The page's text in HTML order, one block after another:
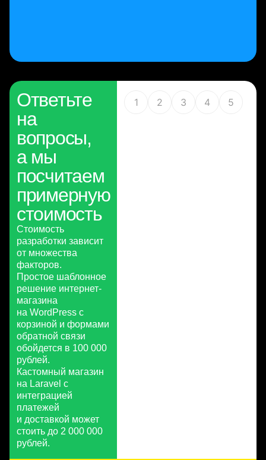
Ответьте
на
вопросы,
а мы
посчитаем
примерную
стоимость
Стоимость
разработки зависит
от множества
факторов.
Простое шаблонное
решение интернет-
магазина
на WordPress с
корзиной и формами
обратной связи
обойдется в 100 000
рублей.
Кастомный магазин
на Laravel с
интеграцией
платежей
и доставкой может
стоить до 2 000 000
рублей.
1 2 3 4 5